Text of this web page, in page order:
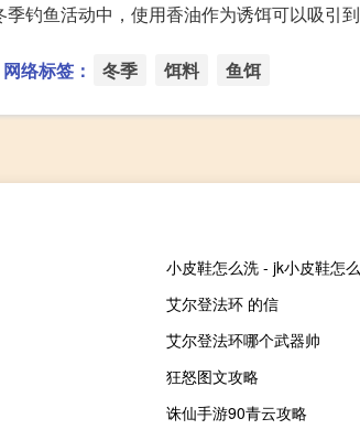
钓鱼活动中，使用香油作为诱饵可以吸引
网络标签： 冬季 饵料 鱼饵
小皮鞋怎么洗 - jk小皮鞋怎
艾尔登法环 的信
艾尔登法环哪个武器帅
狂怒图文攻略
诛仙手游90青云攻略